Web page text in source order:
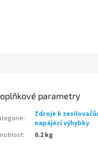
parametry
:
Zdroje k
napájecí výhybky
: 0.2 kg